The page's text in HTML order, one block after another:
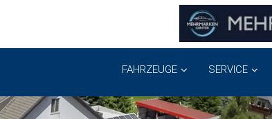
FAHRZEUGE SERVICE